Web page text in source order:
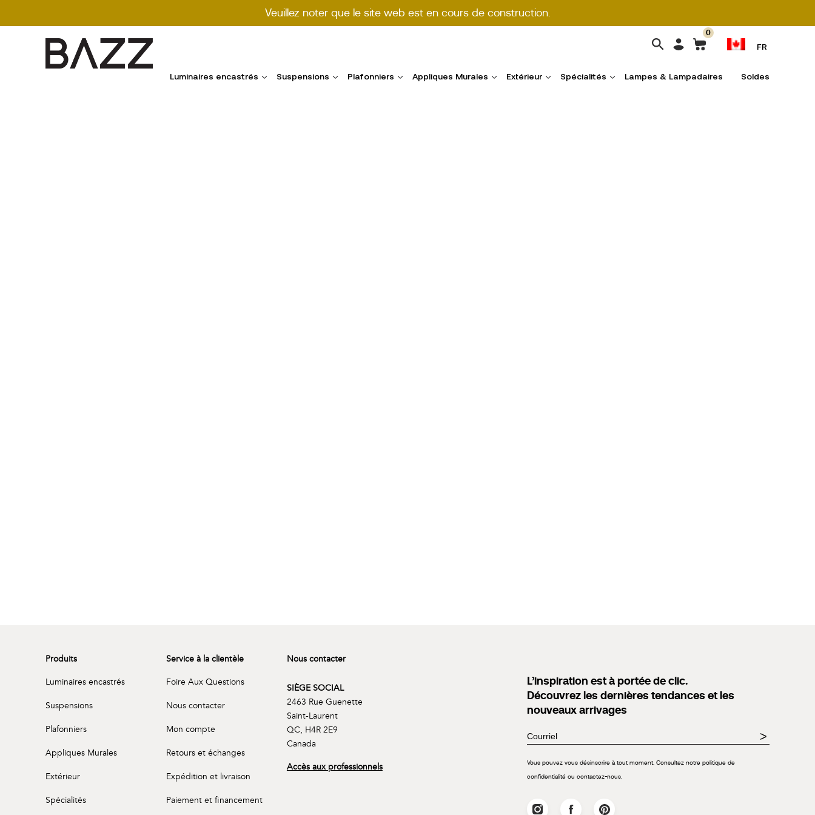
Veuillez noter que le site web est en cours de construction.
0
FR
Luminaires encastrés Suspensions Plafonniers Appliques Murales Extérieur Spécialités Lampes & Lampadaires Soldes
Search
for:
Produits
Luminaires encastrés
Suspensions
Plafonniers
Appliques Murales
Extérieur
Spécialités
Service à la clientèle
Foire Aux Questions
Nous contacter
Mon compte
Retours et échanges
Expédition et livraison
Paiement et financement
Nous contacter
SIÈGE SOCIAL
2463 Rue Guenette
Saint-Laurent
QC, H4R 2E9
Canada
Accès aux professionnels
L’inspiration est à portée de clic.
Découvrez les dernières tendances et les
nouveaux arrivages
>
Vous pouvez vous désinscrire à tout moment. Consultez notre politique de
confidentialité ou contactez-nous.